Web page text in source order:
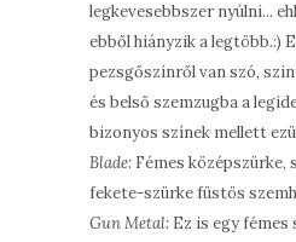
legkevesebbszer nyúlni...
ebből hiányzik a legtöbb.:)
pezsgőszínről van szó,
és belső szemzugba a
bizonyos színek mellett
Blade: Fémes középszürke,
fekete-szürke füstös
Gun Metal: Ez is egy fémes